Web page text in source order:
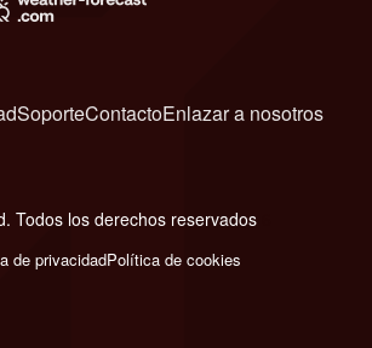
SoporteContactoEnlazar a nosotros
Todos los derechos reservados
de privacidadPolítica de cookies